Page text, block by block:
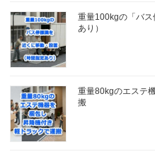
重量100kgの「バ
あり）
重量80kgのエステ
搬